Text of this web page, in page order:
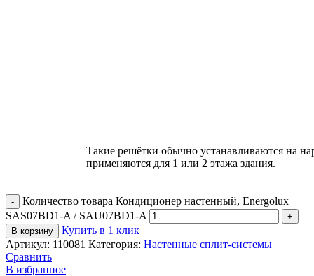
Такие решётки обычно устанавливаются на
применяются для 1 или 2 этажа здания.
Количество товара Кондиционер настенный, Energolux
SAS07BD1-A / SAU07BD1-A
В корзину
Купить в 1 клик
Артикул: 110081 Категория: Настенные сплит-системы
Сравнить
В избранное